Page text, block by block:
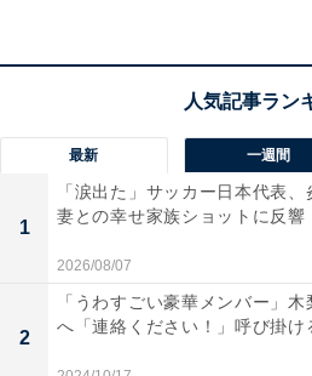
最新 一週間
1
「涙出た」サッカー日本代表
妻との幸せ家族ショットに反響
2026/08/07
2
「うわすごい豪華メンバー」木
へ「連絡ください！」呼び掛け